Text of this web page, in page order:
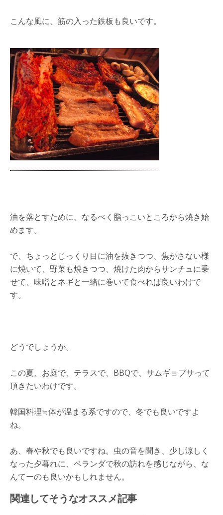
こんな風に、筋の入った鉄板も良いです。
油を落とすために、なるべく脂っこいところから焼き始
めます。
で、ちょっとじっくり目に油を抜きつつ、焦がさない様
に焼いて、野菜も焼きつつ、焼けた肉からサンチュに乗
せて、味噌とネギと一緒に巻いて食べれば良いわけで
す。
どうでしょうか。
この夏、お庭で、テラスで、BBQで、サムギョプサって
頂きたいわけです。
韓国料理≒体が温まる系ですので、冬でも良いですよ
ね。
あ、春や秋でも良いですね。虫の音を聞き、少し涼しく
なった夕暮れに、ベランダで秋の訪れを感じながら、な
んてーのも良いかもしれません。
関連してそうなオススメ記事